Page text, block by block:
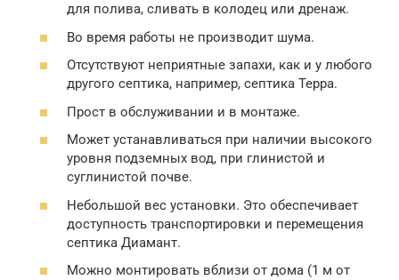
для полива, сливать в колодец или дренаж.
Во время работы не производит шума.
Отсутствуют неприятные запахи, как и у любого
другого септика, например, септика Терра.
Прост в обслуживании и в монтаже.
Может устанавливаться при наличии высокого
уровня подземных вод, при глинистой и
суглинистой почве.
Небольшой вес установки. Это обеспечивает
доступность транспортировки и перемещения
септика Диамант.
Можно монтировать вблизи от дома (1 м от